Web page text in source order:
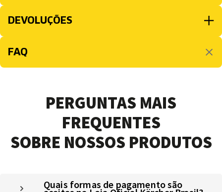
DEVOLUÇÕES
FAQ
PERGUNTAS MAIS
FREQUENTES
SOBRE NOSSOS PRODUTOS
Quais formas de pagamento são